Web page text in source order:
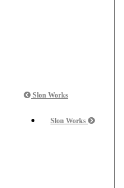
Slon Works
Slon Works